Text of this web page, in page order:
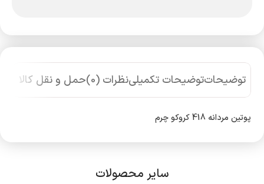
توضیحاتتوضیحات تکمیلینظرات (0) حمل و نقل کالا
پوتین مردانه 418 کروکو چرم
سایر محصولات